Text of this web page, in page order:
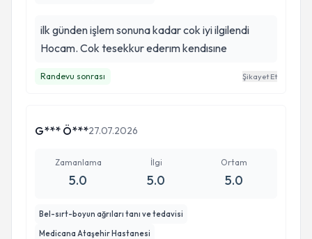
ilk günden işlem sonuna kadar cok iyi ilgilendi
Hocam. Cok tesekkur ederım kendısıne
Randevu sonrası Şikayet Et
G*** Ö***27.07.2026
Zamanlama
5.0
İlgi
5.0
Ortam
5.0
Bel-sırt-boyun ağrıları tanı ve tedavisi
Medicana Ataşehir Hastanesi